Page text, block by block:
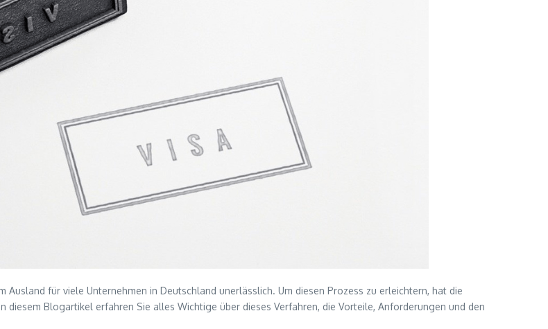
für viele Unternehmen in Deutschland unerlässlich. Um diesen Prozess zu erleichtern, hat die
diesem Blogartikel erfahren Sie alles Wichtige über dieses Verfahren, die Vorteile, Anforderungen und den